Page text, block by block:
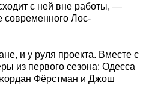
с ней вне работы, —
Лос-
и у руля проекта. Вместе с
из первого сезона: Одесса
Фёрстман и Джош